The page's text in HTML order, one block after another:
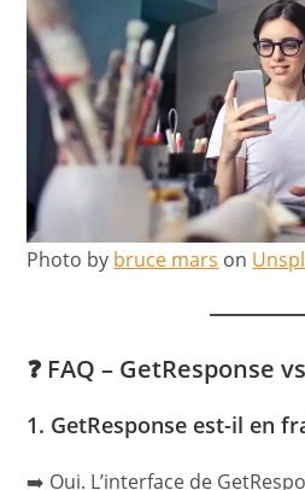
Photo by bruce mars on
❓ FAQ – GetResponse
1. GetResponse est-il en
➡️ Oui. L’interface de